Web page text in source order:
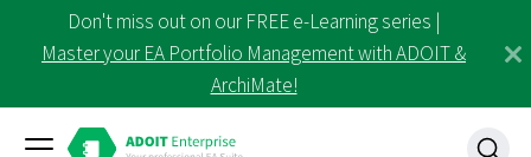
Don't miss out on our FREE e-Learning series |
Master your EA Portfolio Management with ADOIT &
ArchiMate!